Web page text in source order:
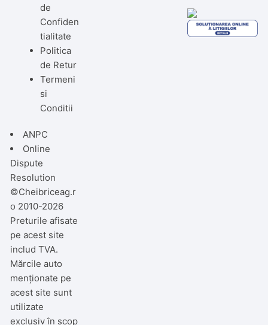
de
Confiden
tialitate
Politica
de Retur
Termeni
si
Conditii
ANPC
Online
Dispute
Resolution
©Cheibriceag.r
o 2010-2026
Preturile afisate
pe acest site
includ TVA.
Mărcile auto
menționate pe
acest site sunt
utilizate
exclusiv în scop